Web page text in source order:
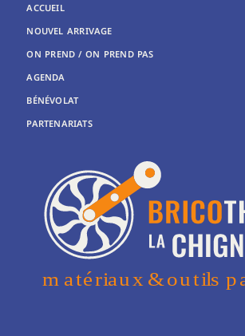
ACCUEIL
NOUVEL ARRIVAGE
ON PREND / ON PREND PAS
AGENDA
BÉNÉVOLAT
PARTENARIATS